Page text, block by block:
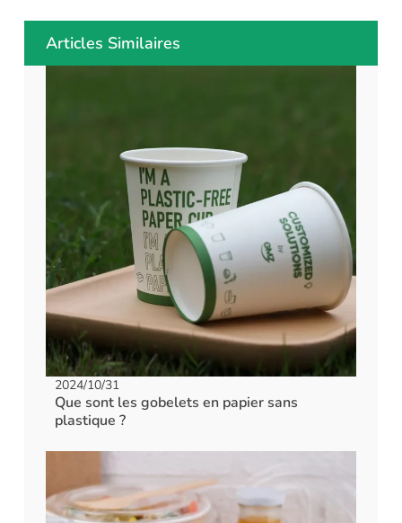
Articles Similaires
2024/10/31
Que sont les gobelets en papier sans
plastique ?